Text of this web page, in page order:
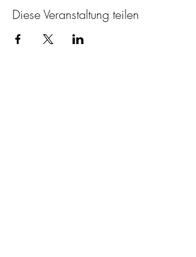
Diese Veranstaltung teilen